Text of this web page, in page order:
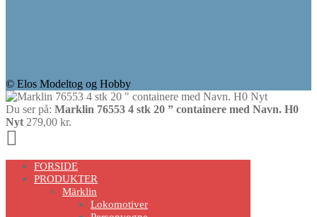
© Elos Modeltog og Hobby
Du ser på: Marklin 76553 4 stk 20 ” containere med Navn. H0
Nyt 279,00 kr.
UpFORSIDE
PRODUKTER
Märklin
Lokomotiver